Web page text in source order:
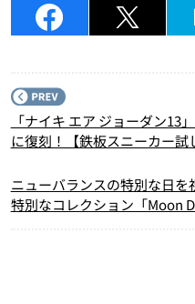
「ナイキ エア ジョーダン13
に復刻！【鉄板スニーカー試
ニューバランスの特別な日を
特別なコレクション「Moon